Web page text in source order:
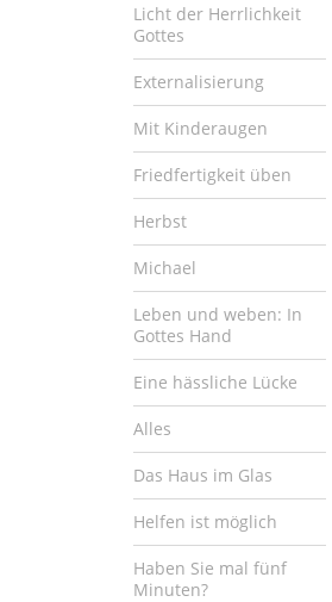
Licht der Herrlichkeit
Gottes
Externalisierung
Mit Kinderaugen
Friedfertigkeit üben
Herbst
Michael
Leben und weben: In
Gottes Hand
Eine hässliche Lücke
Alles
Das Haus im Glas
Helfen ist möglich
Haben Sie mal fünf
Minuten?